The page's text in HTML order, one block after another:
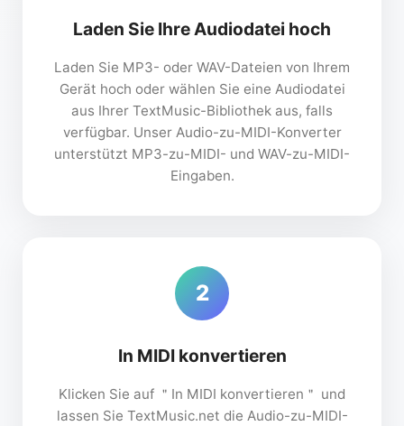
Laden Sie Ihre Audiodatei hoch
Laden Sie MP3- oder WAV-Dateien von Ihrem
Gerät hoch oder wählen Sie eine Audiodatei
aus Ihrer TextMusic-Bibliothek aus, falls
verfügbar. Unser Audio-zu-MIDI-Konverter
unterstützt MP3-zu-MIDI- und WAV-zu-MIDI-
Eingaben.
2
In MIDI konvertieren
Klicken Sie auf ＂In MIDI konvertieren＂ und
lassen Sie TextMusic.net die Audio-zu-MIDI-